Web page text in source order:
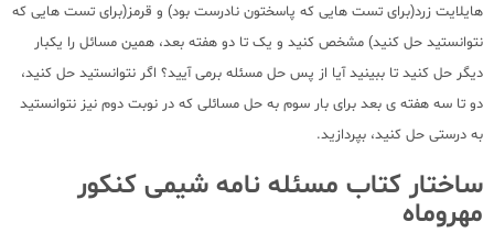
هایلایت زرد(برای تست هایی که پاسختون نادرست بود) و قرمز(برای تست هایی که
نتوانستید حل کنید) مشخص کنید و یک تا دو هفته بعد، همین مسائل را یکبار
دیگر حل کنید تا ببینید آیا از پس حل مسئله برمی آیید؟ اگر نتوانستید حل کنید،
دو تا سه هفته ی بعد برای بار سوم به حل مسائلی که در نوبت دوم نیز نتوانستید
به درستی حل کنید، بپردازید.
ساختار کتاب مسئله نامه شیمی کنکور
مهروماه